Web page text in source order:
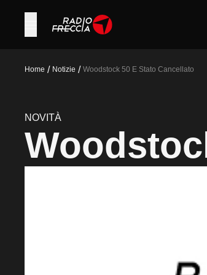
Home / Notizie / Woodstock 50 E Stato Cancellato
NOVITÀ